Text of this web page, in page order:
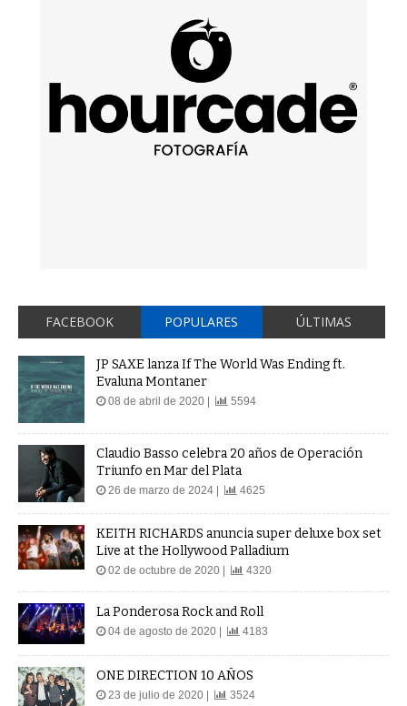
FACEBOOK POPULARES ÚLTIMAS
JP SAXE lanza If The World Was Ending ft.
Evaluna Montaner
08 de abril de 2020 | 5594
Claudio Basso celebra 20 años de Operación
Triunfo en Mar del Plata
26 de marzo de 2024 | 4625
KEITH RICHARDS anuncia super deluxe box set
Live at the Hollywood Palladium
02 de octubre de 2020 | 4320
La Ponderosa Rock and Roll
04 de agosto de 2020 | 4183
ONE DIRECTION 10 AÑOS
23 de julio de 2020 | 3524